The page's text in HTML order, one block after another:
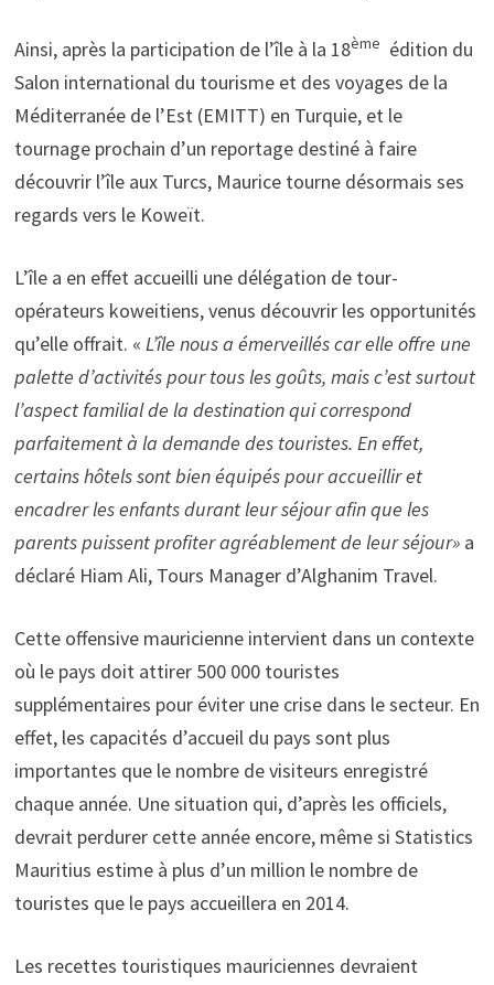
Ainsi, après la participation de l’île à la 18ème édition du
Salon international du tourisme et des voyages de la
Méditerranée de l’Est (EMITT) en Turquie, et le
tournage prochain d’un reportage destiné à faire
découvrir l’île aux Turcs, Maurice tourne désormais ses
regards vers le Koweït.
L’île a en effet accueilli une délégation de tour-
opérateurs koweitiens, venus découvrir les opportunités
qu’elle offrait. « L’île nous a émerveillés car elle offre une
palette d’activités pour tous les goûts, mais c’est surtout
l’aspect familial de la destination qui correspond
parfaitement à la demande des touristes. En effet,
certains hôtels sont bien équipés pour accueillir et
encadrer les enfants durant leur séjour afin que les
parents puissent profiter agréablement de leur séjour»a
déclaré Hiam Ali, Tours Manager d’Alghanim Travel.
Cette offensive mauricienne intervient dans un contexte
où le pays doit attirer 500 000 touristes
supplémentaires pour éviter une crise dans le secteur. En
effet, les capacités d’accueil du pays sont plus
importantes que le nombre de visiteurs enregistré
chaque année. Une situation qui, d’après les officiels,
devrait perdurer cette année encore, même si Statistics
Mauritius estime à plus d’un million le nombre de
touristes que le pays accueillera en 2014.
Les recettes touristiques mauriciennes devraient